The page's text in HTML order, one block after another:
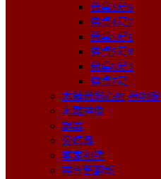
佛桌3尺6
佛桌4尺2
佛桌5尺1
佛桌5尺8
佛桌6尺3
佛桌7尺
木雕佛聯心經,神明聯
木雕神像
銅器
公媽龕
客家祖牌
神尊舊翻新